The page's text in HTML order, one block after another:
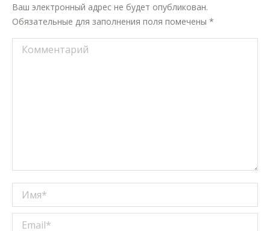
Ваш электронный адрес не будет опубликован.
Обязательные для заполнения поля помечены *
Комментарий
Имя *
Email *